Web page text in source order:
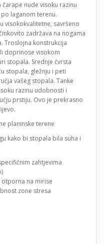
čarape nude visoku razinu
laganom terenu.
visokokvalitetne, savršeno
zadržava na nogama
Troslojna konstrukcija
doprinose visokom
stopala. Srednje čvrsta
stopala, gležnju i peti
vašeg stopala. Tanke
razinu udobnosti i
prstiju. Ovo je prekrasno
planinske terene
kako bi stopala bila suha i
zahtjevima
na mirise
zone stresa